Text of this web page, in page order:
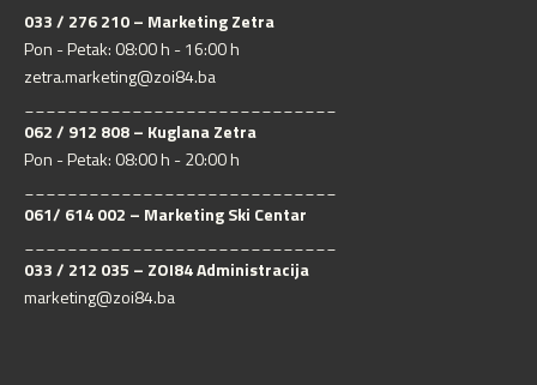
033 / 276 210 – Marketing Zetra
Pon - Petak: 08:00 h - 16:00 h
zetra.marketing@zoi84.ba
062 / 912 808 – Kuglana Zetra
Pon - Petak: 08:00 h - 20:00 h
061/ 614 002 – Marketing Ski Centar
033 / 212 035 – ZOI84 Administracija
marketing@zoi84.ba